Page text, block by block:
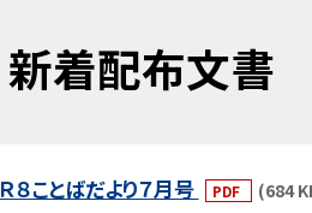
新着配布文書
Ｒ８ことばだより７月号 PDF (684